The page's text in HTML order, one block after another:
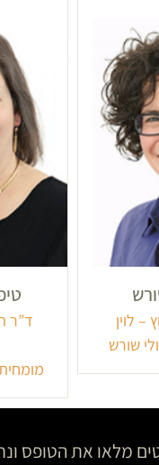
– לוין
שורש
ד”ר
מלאו את הטופס